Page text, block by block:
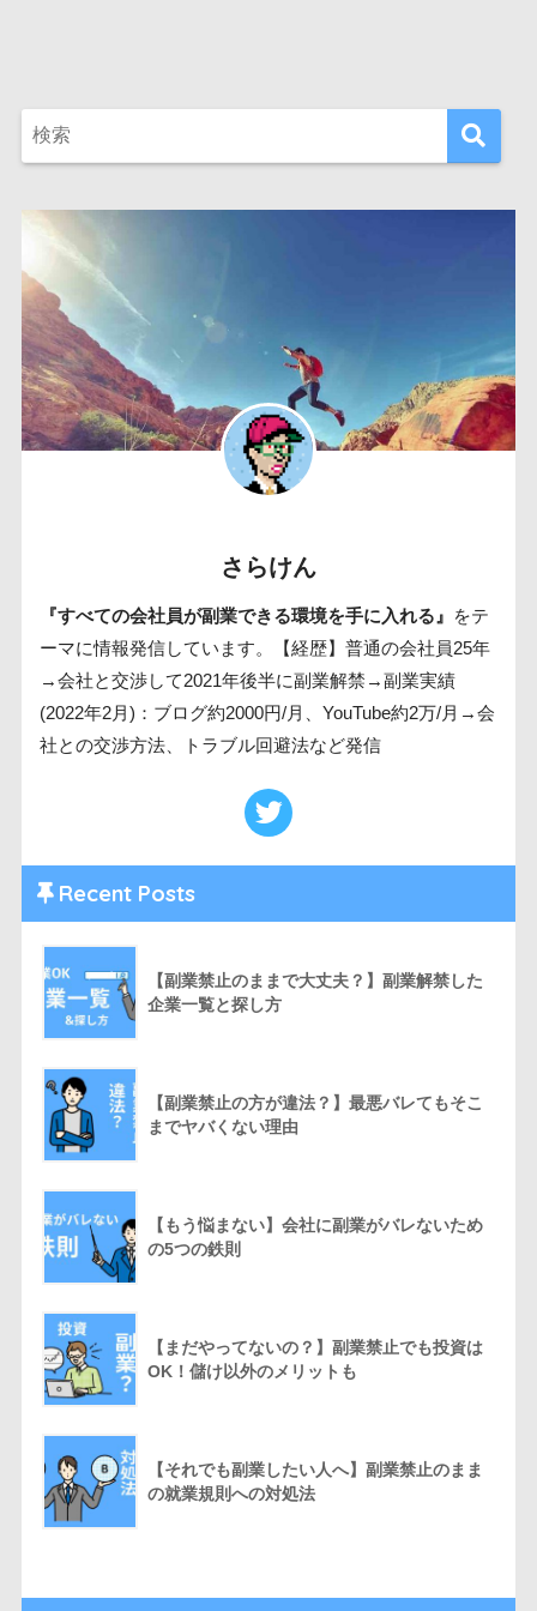
さらけん
『すべての会社員が副業できる環境を手に入れる』
をテ
ーマに情報発信しています。【経歴】普通の会社員25年
→会社と交渉して2021年後半に副業解禁→副業実績
(2022年2月)：ブログ約2000円/月、YouTube約2万/月→会
社との交渉方法、トラブル回避法など発信
Recent Posts
【副業禁止のままで大丈夫？】副業解禁した
企業一覧と探し方
【副業禁止の方が違法？】最悪バレてもそこ
までヤバくない理由
【もう悩まない】会社に副業がバレないため
の5つの鉄則
【まだやってないの？】副業禁止でも投資は
OK！儲け以外のメリットも
【それでも副業したい人へ】副業禁止のまま
の就業規則への対処法